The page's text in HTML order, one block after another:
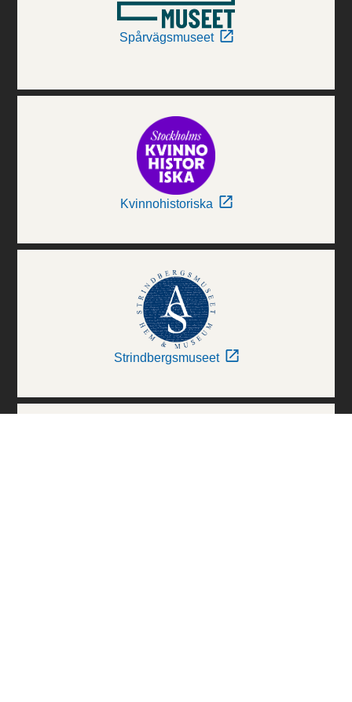
Spårvägsmuseet
Kvinnohistoriska
Strindbergsmuseet